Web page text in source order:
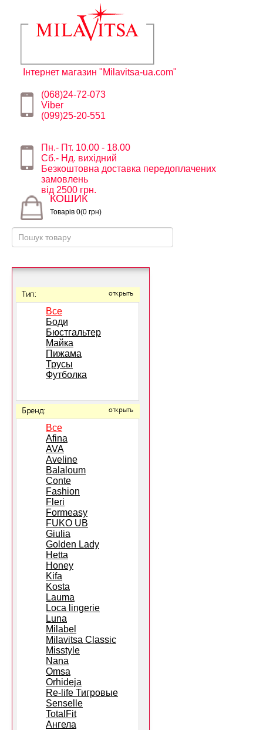
Інтернет магазин "Milavitsa-ua.com"
(068)24-72-073
Viber
(099)25-20-551
Пн.- Пт. 10.00 - 18.00
Сб.- Нд. вихідний
Безкоштовна доставка передоплачених
замовлень
від 2500 грн.
КОШИК
Товарів 0(0 грн)
Тип: открыть
Все
Боди
Бюстгальтер
Майка
Пижама
Трусы
Футболка
Бренд: открыть
Все
Afina
AVA
Aveline
Balaloum
Conte
Fashion
Fleri
Formeasy
FUKO UB
Giulia
Golden Lady
Hetta
Honey
Kifa
Kosta
Lauma
Loca lingerie
Luna
Milabel
Milavitsa Classic
Misstyle
Nana
Omsa
Orhideja
Re-life Тигровые
Senselle
TotalFit
Ангела